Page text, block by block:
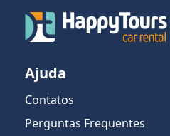
Ajuda
Contatos
Perguntas Frequentes